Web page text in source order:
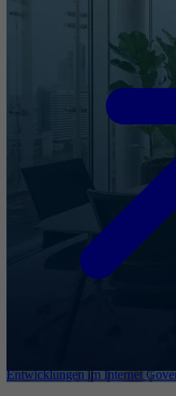
Entwicklungen im Internet